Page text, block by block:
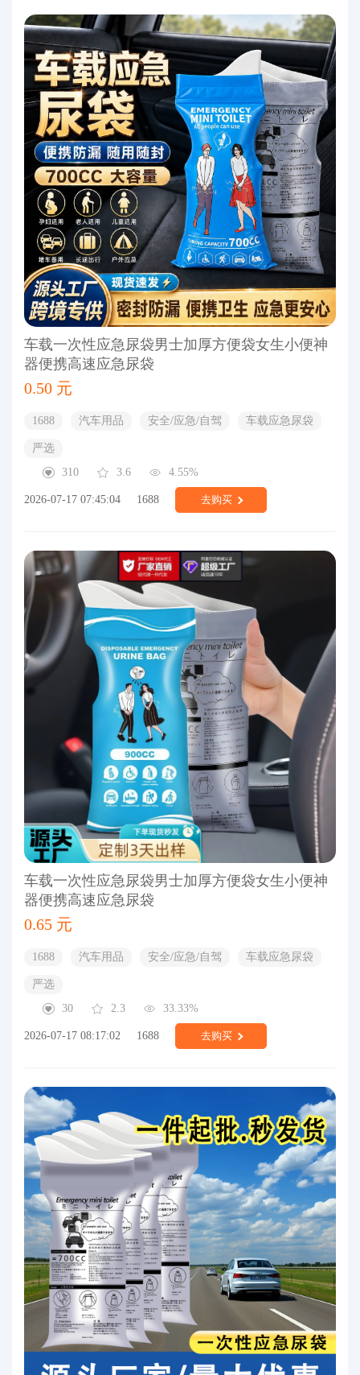
车载一次性应急尿袋男士加厚方便袋女生小便神
器便携高速应急尿袋
0.50 元
1688 汽车用品 安全/应急/自驾 车载应急尿袋
严选
310
3.6 4.55%
2026-07-17 07:45:04 1688 去购买
车载一次性应急尿袋男士加厚方便袋女生小便神
器便携高速应急尿袋
0.65 元
1688 汽车用品 安全/应急/自驾 车载应急尿袋
严选
30
2.3 33.33%
2026-07-17 08:17:02 1688 去购买